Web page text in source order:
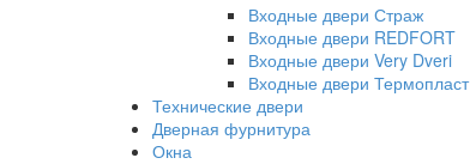
Входные двери Страж
Входные двери REDFORT
Входные двери Very Dveri
Входные двери Термопласт
Технические двери
Дверная фурнитура
Окна